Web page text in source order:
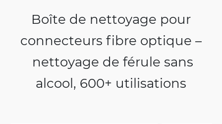
Boîte de nettoyage pour
connecteurs fibre optique –
nettoyage de férule sans
alcool, 600+ utilisations